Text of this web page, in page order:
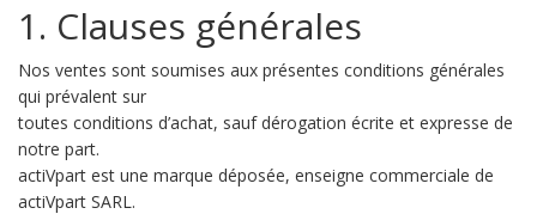
1. Clauses générales
Nos ventes sont soumises aux présentes conditions générales
qui prévalent sur
toutes conditions d’achat, sauf dérogation écrite et expresse de
notre part.
actiVpart est une marque déposée, enseigne commerciale de
actiVpart SARL.